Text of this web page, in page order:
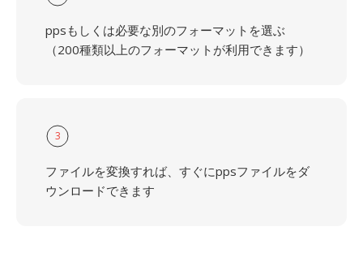
ppsもしくは必要な別のフォーマットを選ぶ
（200種類以上のフォーマットが利用できます）
3
ファイルを変換すれば、すぐにppsファイルをダ
ウンロードできます